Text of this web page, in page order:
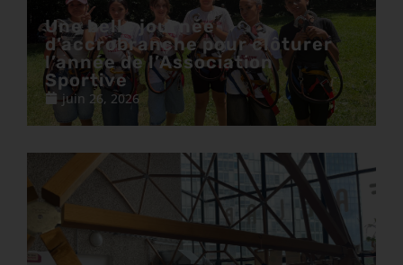
Une belle journée
d’accrobranche pour clôturer
l’année de l’Association
Sportive
juin 26, 2026